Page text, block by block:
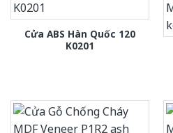
Cửa ABS Hàn Quốc 120
K0201